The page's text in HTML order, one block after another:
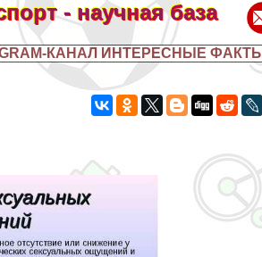
- научная база
КАНАЛ ИНТЕРЕСНЫЕ ФАКТЫ